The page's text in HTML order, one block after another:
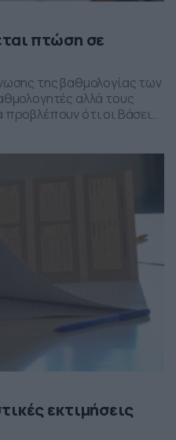
πτώση σε
της βαθμολογίας των
αλλά τους
προβλέπουν ότι οι Βάσεις
εκτιμήσεις